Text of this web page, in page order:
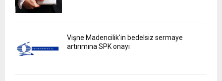
Vişne Madencilik'in bedelsiz sermaye
artırımına SPK onayı